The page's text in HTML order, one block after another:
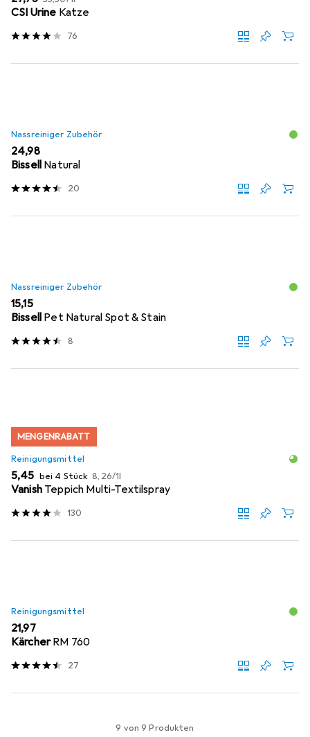
CSI Urine Katze
76
Nassreiniger Zubehör
EUR
24,98
Bissell Natural
20
Nassreiniger Zubehör
EUR
15,15
Bissell Pet Natural Spot & Stain
8
MENGENRABATT
Reinigungsmittel
EUR
5,45 bei 4 Stück EUR
8,26/1l
Vanish Teppich Multi-Textilspray
130
Reinigungsmittel
EUR
21,97
KärcherRM 760
27
9 von 9 Produkten